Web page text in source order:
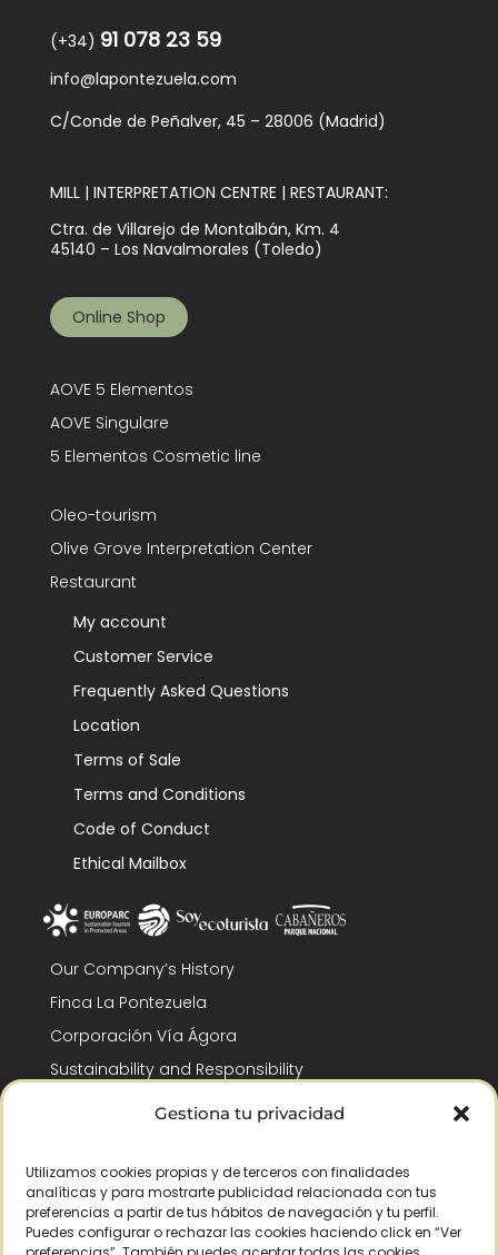
Gestiona tu privacidad
Utilizamos cookies propias y de terceros con finalidades
analíticas y para mostrarte publicidad relacionada con tus
preferencias a partir de tus hábitos de navegación y tu perfil.
Puedes configurar o rechazar las cookies haciendo click en “Ver
(+34) 91 078 23 59
info@lapontezuela.com
C/Conde de Peñalver, 45 – 28006 (Madrid)
MILL | INTERPRETATION CENTRE | RESTAURANT:
Ctra. de Villarejo de Montalbán, Km. 4
45140 – Los Navalmorales (Toledo)
Online Shop
AOVE 5 Elementos
AOVE Singulare
5 Elementos Cosmetic line
Oleo-tourism
Olive Grove Interpretation Center
Restaurant
My account
Customer Service
Frequently Asked Questions
Location
Terms of Sale
Terms and Conditions
Code of Conduct
Ethical Mailbox
Our Company’s History
Finca La Pontezuela
Corporación Vía Ágora
Sustainability and Responsibility
CSR and Fundación Gómez-Pintado
Recognitions